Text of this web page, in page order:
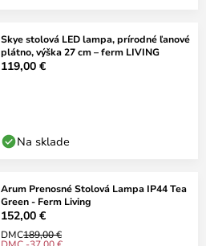
Skye stolová LED lampa, prírodné ľanové
plátno, výška 27 cm – ferm LIVING
119,00 €
Na sklade
Arum Prenosné Stolová Lampa IP44 Tea
Green - Ferm Living
152,00 €
DMC189,00 €